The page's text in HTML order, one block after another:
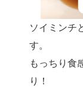
ソイミンチ
す。
もっちり食
り！